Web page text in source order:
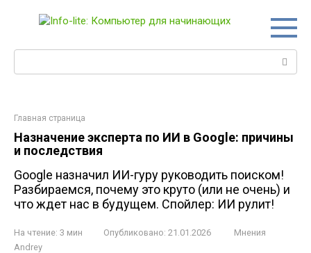
Главная страница
Назначение эксперта по ИИ в Google: причины
и последствия
Google назначил ИИ-гуру руководить поиском!
Разбираемся, почему это круто (или не очень) и
что ждет нас в будущем. Спойлер: ИИ рулит!
На чтение: 3 мин Опубликовано: 21.01.2026
Мнения
Andrey